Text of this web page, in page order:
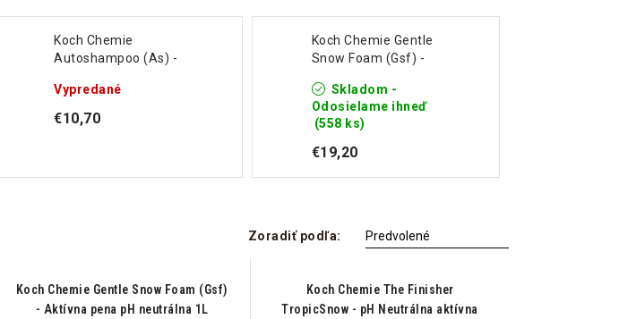
Koch Chemie
Autoshampoo (As) -
Vypredané
€10,70
Koch Chemie Gentle
Snow Foam (Gsf) -
neutrálna 1L
Skladom -
Odosielame ihneď
(558 ks)
€19,20
Zoradiť podľa:
Koch Chemie Gentle Snow Foam (Gsf)
- Aktívna pena pH neutrálna 1L
Koch Chemie The Finisher
TropicSnow - pH Neutrálna aktívna